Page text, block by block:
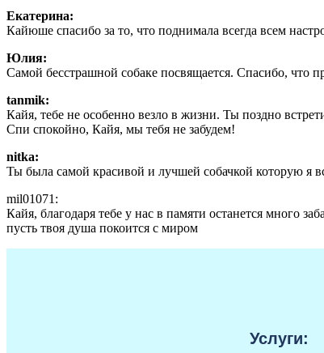
Екатерина:
Кайюше спасибо за то, что поднимала всегда всем
Юлия:
Самой бесстрашной собаке посвящается. Спасибо, что
tanmik:
Кайя, тебе не особенно везло в жизни. Ты поздно
Спи спокойно, Кайя, мы тебя не забудем!
nitka:
Ты была самой красивой и лучшей собачкой которую я
mil01071:
Кайя, благодаря тебе у нас в памяти останется много
пусть твоя душа покоится с миром
Услуги: